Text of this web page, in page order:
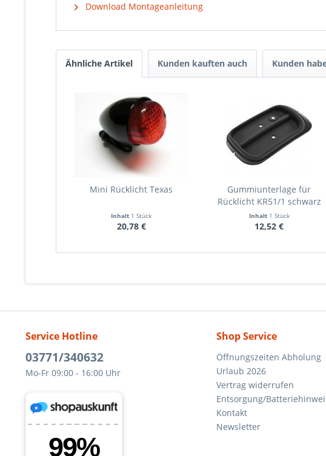
Download Montageanleitung
Ähnliche Artikel Kunden kauften auch Kunden
Mini Rücklicht Texas
Inhalt 1 Stück
20,78 €
Gummiunterlage für
Rücklicht KR51/1 schwarz
Inhalt 1 Stück
12,52 €
Service Hotline
03771/340632
Mo-Fr 09:00 - 16:00 Uhr
Shop Service
Öffnungszeiten Abholung
Urlaub 2026
Vertrag widerrufen
Entsorgung/
Kontakt
Newsletter